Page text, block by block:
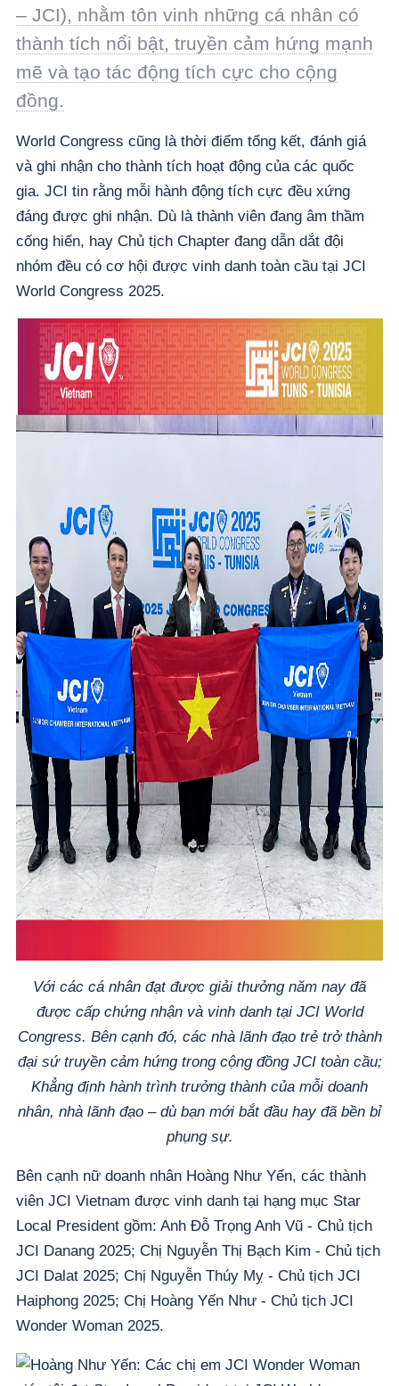
– JCI), nhằm tôn vinh những cá nhân có
thành tích nổi bật, truyền cảm hứng mạnh
mẽ và tạo tác động tích cực cho cộng
đồng.
World Congress cũng là thời điểm tổng kết, đánh giá
và ghi nhận cho thành tích hoạt động của các quốc
gia. JCI tin rằng mỗi hành động tích cực đều xứng
đáng được ghi nhận. Dù là thành viên đang âm thầm
cống hiến, hay Chủ tịch Chapter đang dẫn dắt đội
nhóm đều có cơ hội được vinh danh toàn cầu tại JCI
World Congress 2025.
Với các cá nhân đạt được giải thưởng năm nay đã
được cấp chứng nhận và vinh danh tại JCI World
Congress. Bên cạnh đó, các nhà lãnh đạo trẻ trở thành
đại sứ truyền cảm hứng trong cộng đồng JCI toàn cầu;
Khẳng định hành trình trưởng thành của mỗi doanh
nhân, nhà lãnh đạo – dù bạn mới bắt đầu hay đã bền bỉ
phụng sự.
Bên cạnh nữ doanh nhân Hoàng Như Yến, các thành
viên JCI Vietnam được vinh danh tại hạng mục Star
Local President gồm: Anh Đỗ Trọng Anh Vũ - Chủ tịch
JCI Danang 2025; Chị Nguyễn Thị Bạch Kim - Chủ tịch
JCI Dalat 2025; Chị Nguyễn Thúy Mỵ - Chủ tịch JCI
Haiphong 2025; Chị Hoàng Yến Như - Chủ tịch JCI
Wonder Woman 2025.